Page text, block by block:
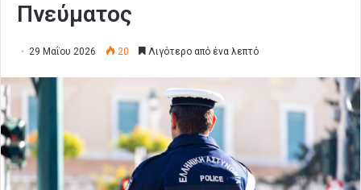
Πνεύματος
29 Μαΐου 2026 20 Λιγότερο από ένα λεπτό